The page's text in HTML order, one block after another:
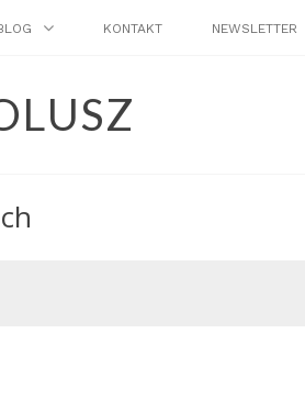
KONTAKT NEWSLETTER